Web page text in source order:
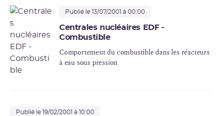
Publié le 13/07/2001 à 00:00
Centrales nucléaires EDF -
Combustible
Comportement du combustible dans les réacteurs
à eau sous pression
Publié le 19/02/2001 à 10:00